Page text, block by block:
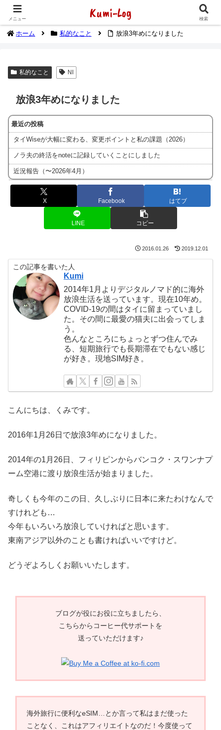
2014年1月から海外放浪（デジタルノマド）してます
ホーム 私的なこと 放浪3年めになりました
私的なこと NI
放浪3年めになりました
最近の投稿
タイWiseが大幅に変わる、変更ポイントと私の課題（2026）
ノラ夫の終活をnoteに記録していくことにしました
近況報告（〜2026年4月）
X Facebook はてブ
LINE コピー
2016.01.26 2019.12.01
この記事を書いた人
Kumi
2014年1月よりデジタルノマド的に海外
放浪生活を送っています。現在10年め。
COVID-19の間はタイに留まっていまし
た。その間に最愛の猫夫に出会ってしま
う。
色んなところにちょっとずつ住んでみ
る、短期旅行でも長期滞在でもない感じ
が好き。現地SIM好き。
こんにちは、くみです。
2016年1月26日で放浪3年めになりました。
2014年の1月26日、フィリピンからバンコク・スワンナプ
ーム空港に渡り放浪生活が始まりました。
奇しくも今年のこの日、久しぶりに日本に来たわけなんで
すけれども…
今年もいろいろ放浪していければと思います。
東南アジア以外のことも書ければいいですけど。
どうぞよろしくお願いいたします。
ブログが役にお役に立ちましたら、
こちらからコーヒー代サポートを
送っていただけます♪
海外旅行に便利なeSIM…とか言って私はまだ使った
ことなく、これはアフィリエイトなのだ！今度使って
メニュー Kumi-Log 検索